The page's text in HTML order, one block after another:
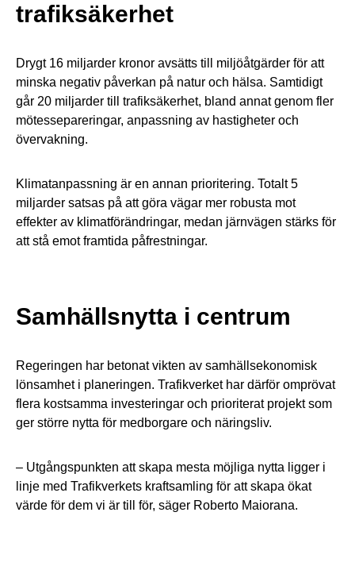
trafiksäkerhet
Drygt 16 miljarder kronor avsätts till miljöåtgärder för att
minska negativ påverkan på natur och hälsa. Samtidigt
går 20 miljarder till trafiksäkerhet, bland annat genom fler
mötessepareringar, anpassning av hastigheter och
övervakning.
Klimatanpassning är en annan prioritering. Totalt 5
miljarder satsas på att göra vägar mer robusta mot
effekter av klimatförändringar, medan järnvägen stärks för
att stå emot framtida påfrestningar.
Samhällsnytta i centrum
Regeringen har betonat vikten av samhällsekonomisk
lönsamhet i planeringen. Trafikverket har därför omprövat
flera kostsamma investeringar och prioriterat projekt som
ger större nytta för medborgare och näringsliv.
– Utgångspunkten att skapa mesta möjliga nytta ligger i
linje med Trafikverkets kraftsamling för att skapa ökat
värde för dem vi är till för, säger Roberto Maiorana.